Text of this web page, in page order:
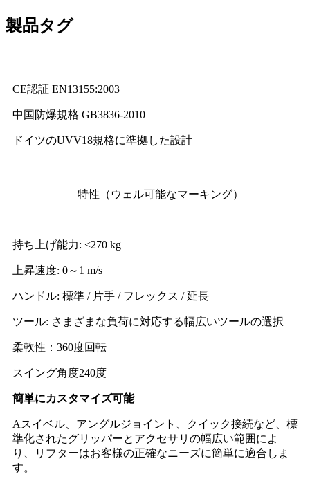
製品タグ
CE認証 EN13155:2003
中国防爆規格 GB3836-2010
ドイツのUVV18規格に準拠した設計
特性（ウェル可能なマーキング）
持ち上げ能力: <270 kg
上昇速度: 0～1 m/s
ハンドル: 標準 / 片手 / フレックス / 延長
ツール: さまざまな負荷に対応する幅広いツールの選択
柔軟性：360度回転
スイング角度240度
簡単にカスタマイズ可能
A スイベル、アングルジョイント、クイック接続など、標
準化されたグリッパーとアクセサリの幅広い範囲によ
り、リフターはお客様の正確なニーズに簡単に適合しま
す。